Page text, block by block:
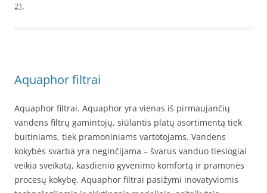
21.
Aquaphor filtrai
Aquaphor filtrai. Aquaphor yra vienas iš pirmaujančių
vandens filtrų gamintojų, siūlantis platų asortimentą tiek
buitiniams, tiek pramoniniams vartotojams. Vandens
kokybės svarba yra neginčijama – švarus vanduo tiesiogiai
veikia sveikatą, kasdienio gyvenimo komfortą ir pramonės
procesų kokybę. Aquaphor filtrai pasižymi inovatyviomis